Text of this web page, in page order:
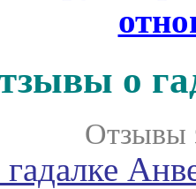
о
Отзывы